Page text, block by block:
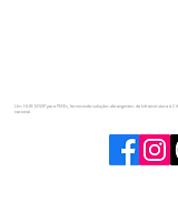
Um HUB MSSP para PMEs, fornecendo soluções abrangentes: da Infraestrutura à
nacional.